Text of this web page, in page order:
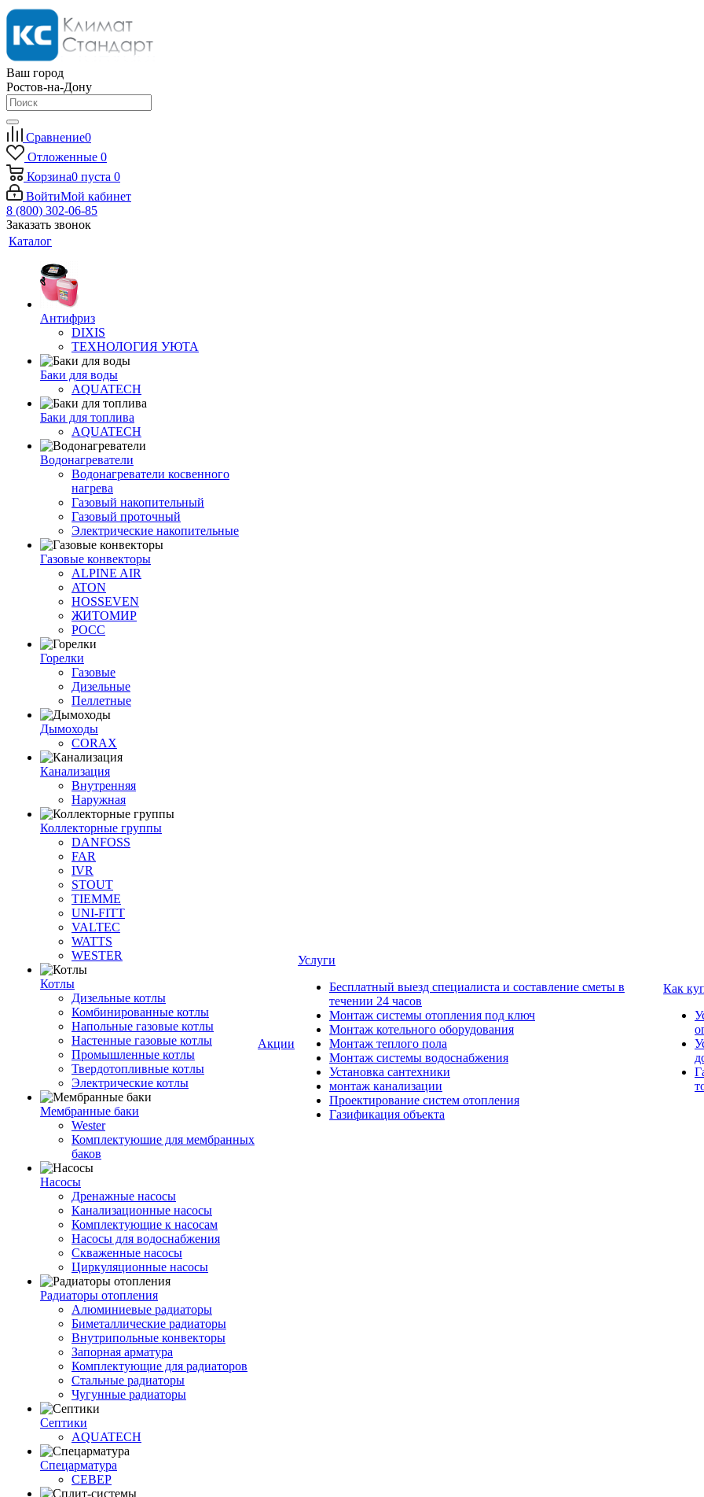
Ваш город
Ростов-на-Дону
Сравнение0
Отложенные 0
Корзина0 пуста 0
ВойтиМой кабинет
8 (800) 302-06-85
Заказать звонок
Каталог
Антифриз
DIXIS
ТЕХНОЛОГИЯ УЮТА
Баки для воды
AQUATECH
Баки для топлива
AQUATECH
Водонагреватели
Водонагреватели косвенного
нагрева
Газовый накопительный
Газовый проточный
Электрические накопительные
Газовые конвекторы
ALPINE AIR
ATON
HOSSEVEN
ЖИТОМИР
РОСС
Горелки
Газовые
Дизельные
Пеллетные
Дымоходы
CORAX
Канализация
Внутренняя
Наружная
Коллекторные группы
DANFOSS
FAR
IVR
STOUT
TIEMME
UNI-FITT
VALTEC
WATTS
WESTER
Котлы
Дизельные котлы
Комбинированные котлы
Напольные газовые котлы
Настенные газовые котлы
Промышленные котлы
Твердотопливные котлы
Электрические котлы
Мембранные баки
Wester
Комплектуюшие для мембранных
баков
Насосы
Дренажные насосы
Канализационные насосы
Комплектующие к насосам
Насосы для водоснабжения
Скваженные насосы
Циркуляционные насосы
Радиаторы отопления
Алюминиевые радиаторы
Биметаллические радиаторы
Внутрипольные конвекторы
Запорная арматура
Комплектующие для радиаторов
Стальные радиаторы
Чугунные радиаторы
Септики
AQUATECH
Спецарматура
СЕВЕР
Акции
Услуги
Бесплатный выезд специалиста и составление сметы в
течении 24 часов
Монтаж системы отопления под ключ
Монтаж котельного оборудования
Монтаж теплого пола
Монтаж системы водоснабжения
Установка сантехники
монтаж канализации
Проектирование систем отопления
Газификация объекта
Как